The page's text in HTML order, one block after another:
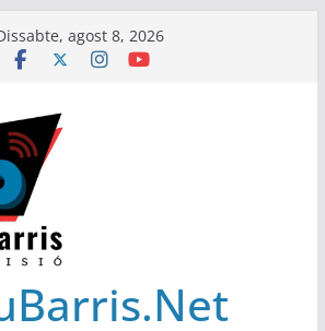
agost 8, 2026